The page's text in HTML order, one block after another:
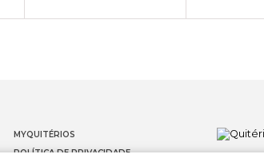
MYQUITÉRIOS
POLÍTICA DE PRIVACIDADE